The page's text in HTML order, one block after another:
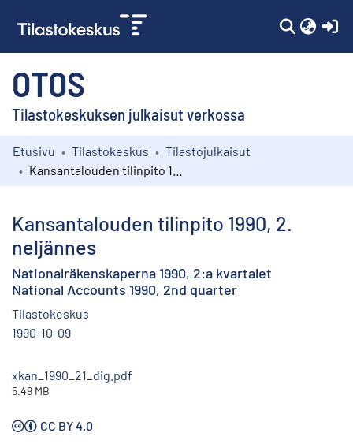
OTOS
Tilastokeskuksen julkaisut verkossa
Kokoelmat
Etusivu Tilastokeskus
Tilastojulkaisut
Kansantalouden tilinpito 1990, 2.
neljännes
Nationalräkenskaperna 1990, 2:a kvartalet
National Accounts 1990, 2nd quarter
Tilastokeskus
1990-10-09
xkan_1990_21_dig.pdf
5.49 MB
CC BY 4.0